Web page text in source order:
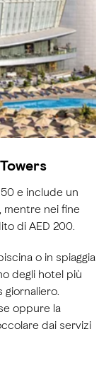
e include un
mentre nei fine
di AED 200.
o in spiaggia
degli hotel più
giornaliero.
oppure la
dai servizi